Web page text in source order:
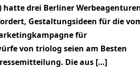
hatte drei Berliner
Gestaltungsideen für die
für
von triolog seien am Besten
Die aus […]